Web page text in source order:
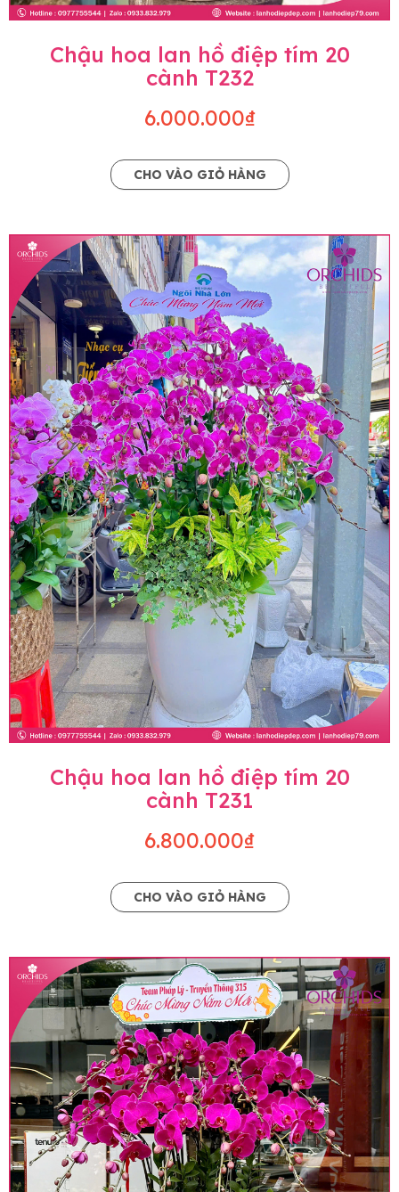
Chậu hoa lan hồ điệp tím 20
cành T232
6.000.000₫
CHO VÀO GIỎ HÀNG
Chậu hoa lan hồ điệp tím 20
cành T231
6.800.000₫
CHO VÀO GIỎ HÀNG